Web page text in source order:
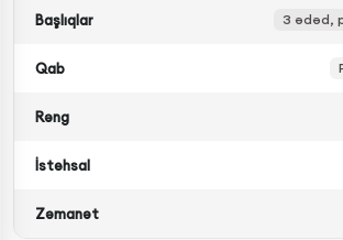
Başlıqlar 3 ədəd,
Qab
Rəng
İstehsal
Zəmanət